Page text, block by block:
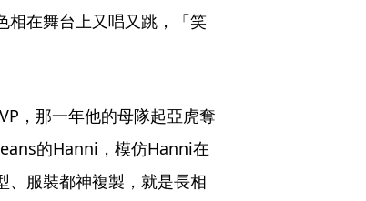
相在舞台上又唱又跳，「笑
，那一年他的母隊起亞虎奪
的Hanni，模仿Hanni在
、服裝都神複製，就是長相